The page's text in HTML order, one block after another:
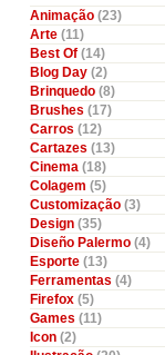
Animação (23)
Arte (11)
Best Of (14)
Blog Day (2)
Brinquedo (8)
Brushes (17)
Carros (12)
Cartazes (13)
Cinema (18)
Colagem (5)
Customização (3)
Design (35)
Diseño Palermo (4)
Esporte (13)
Ferramentas (4)
Firefox (5)
Games (11)
Icon (2)